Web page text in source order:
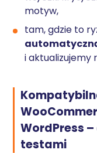
motyw,
tam, gdzie to
i aktualizujemy
WordPress
testami